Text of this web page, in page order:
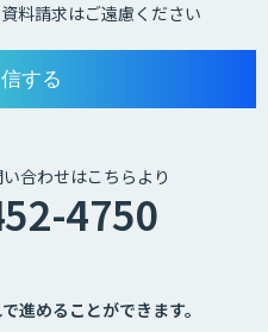
料請求はご遠慮ください
合わせはこちらより
4750
進めることができます。